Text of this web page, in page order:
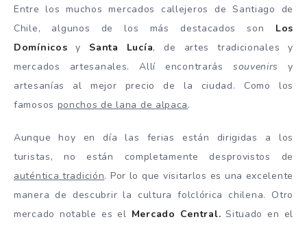
Entre los muchos mercados callejeros de Santiago de
Chile, algunos de los más destacados son Los
Domínicos y Santa Lucía, de artes tradicionales y
mercados artesanales. Allí encontrarás souvenirs
y
artesanías al mejor precio de la ciudad. Como los
famosos ponchos de lana de alpaca.
Aunque hoy en día las ferias están dirigidas a los
turistas, no están completamente desprovistos de
auténtica tradición. Por lo que visitarlos es una excelente
manera de descubrir la cultura folclórica chilena. Otro
mercado notable es el Mercado Central. Situado en el